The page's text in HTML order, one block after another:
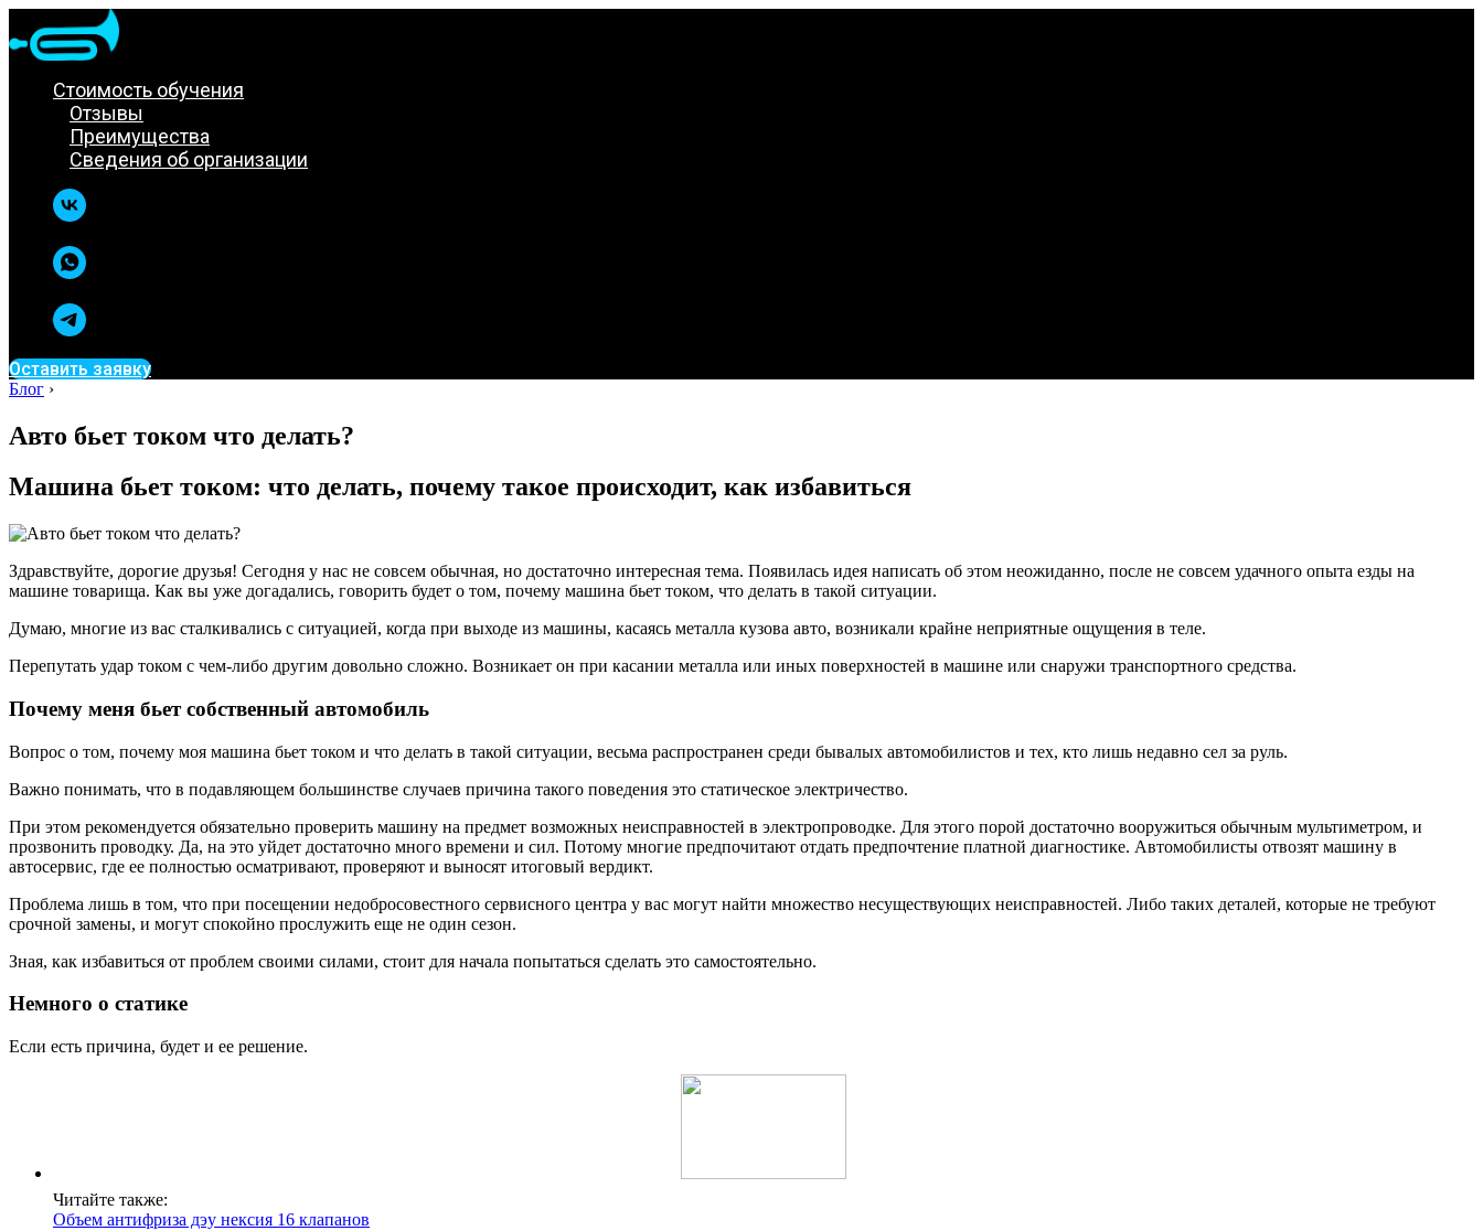
Стоимость обучения
Отзывы
Преимущества
Сведения об организации
Оставить заявку
Блог ›
Авто бьет током что делать?
Машина бьет током: что делать, почему такое происходит, как избавиться
Здравствуйте, дорогие друзья! Сегодня у нас не совсем обычная, но достаточно интересная тема. Появилась идея написать об этом неожиданно, после не совсем удачного опыта езды на
машине товарища. Как вы уже догадались, говорить будет о том, почему машина бьет током, что делать в такой ситуации.
Думаю, многие из вас сталкивались с ситуацией, когда при выходе из машины, касаясь металла кузова авто, возникали крайне неприятные ощущения в теле.
Перепутать удар током с чем-либо другим довольно сложно. Возникает он при касании металла или иных поверхностей в машине или снаружи транспортного средства.
Почему меня бьет собственный автомобиль
Вопрос о том, почему моя машина бьет током и что делать в такой ситуации, весьма распространен среди бывалых автомобилистов и тех, кто лишь недавно сел за руль.
Важно понимать, что в подавляющем большинстве случаев причина такого поведения это статическое электричество.
При этом рекомендуется обязательно проверить машину на предмет возможных неисправностей в электропроводке. Для этого порой достаточно вооружиться обычным мультиметром, и
прозвонить проводку. Да, на это уйдет достаточно много времени и сил. Потому многие предпочитают отдать предпочтение платной диагностике. Автомобилисты отвозят машину в
автосервис, где ее полностью осматривают, проверяют и выносят итоговый вердикт.
Проблема лишь в том, что при посещении недобросовестного сервисного центра у вас могут найти множество несуществующих неисправностей. Либо таких деталей, которые не требуют
срочной замены, и могут спокойно прослужить еще не один сезон.
Зная, как избавиться от проблем своими силами, стоит для начала попытаться сделать это самостоятельно.
Немного о статике
Если есть причина, будет и ее решение.
Читайте также:
Объем антифриза дэу нексия 16 клапанов